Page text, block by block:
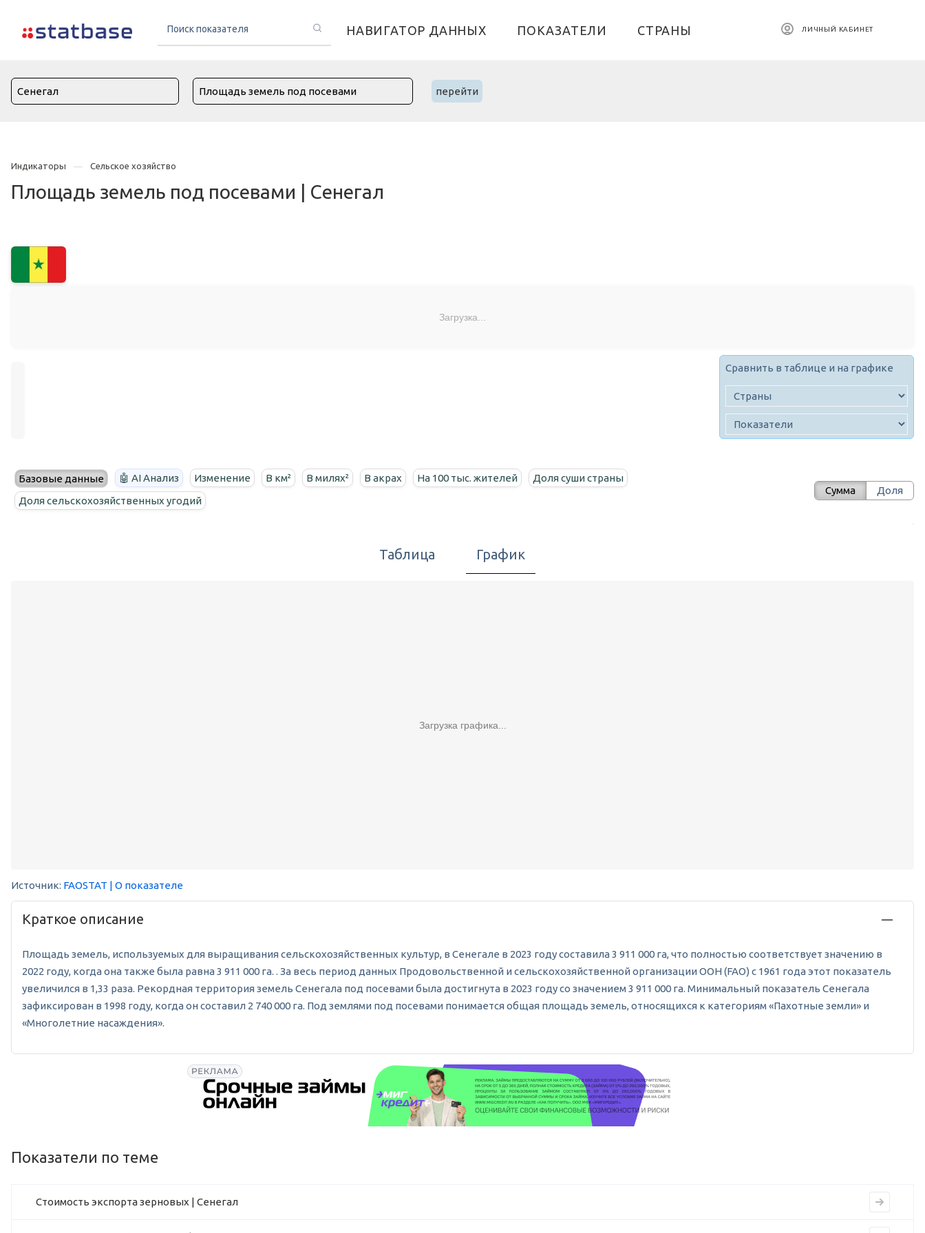
НАВИГАТОР ДАННЫХ ПОКАЗАТЕЛИ СТРАНЫ ЛИЧНЫЙ КАБИНЕТ
перейти
Индикаторы Сельское хозяйство
Площадь земель под посевами | Сенегал
Загрузка...
Сравнить в таблице и на графике
Базовые данные 🤖 AI Анализ Изменение В км² В милях² В акрах На 100 тыс. жителей
Доля суши страны
Доля сельскохозяйственных угодий
Сумма Доля
Таблица График
Загрузка графика...
Источник: FAOSTAT | О показателе
Краткое описание
Площадь земель, используемых для выращивания сельскохозяйственных культур, в Сенегале в 2023 году составила 3 911 000 га, что полностью соответствует значению в
2022 году, когда она также была равна 3 911 000 га. . За весь период данных Продовольственной и сельскохозяйственной организации ООН (FAO) с 1961 года этот показатель
увеличился в 1,33 раза. Рекордная территория земель Сенегала под посевами была достигнута в 2023 году со значением 3 911 000 га. Минимальный показатель Сенегала
зафиксирован в 1998 году, когда он составил 2 740 000 га. Под землями под посевами понимается общая площадь земель, относящихся к категориям «Пахотные земли» и
«Многолетние насаждения».
Показатели по теме
Стоимость экспорта зерновых | Сенегал